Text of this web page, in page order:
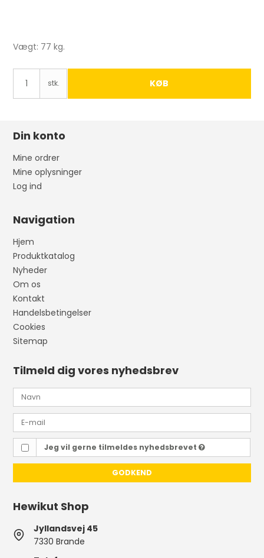
Vægt: 77 kg.
stk. KØB
Din konto
Mine ordrer
Mine oplysninger
Log ind
Navigation
Hjem
Produktkatalog
Nyheder
Om os
Kontakt
Handelsbetingelser
Cookies
Sitemap
Tilmeld dig vores nyhedsbrev
Jeg vil gerne tilmeldes nyhedsbrevet
GODKEND
Hewikut Shop
Jyllandsvej 45
7330 Brande